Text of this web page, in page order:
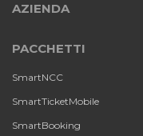
AZIENDA
PACCHETTI
SmartNCC
SmartTicketMobile
SmartBooking